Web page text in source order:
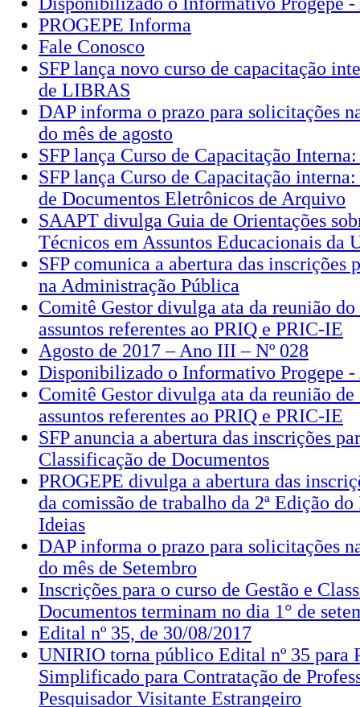
PROGEPE Informa
Fale Conosco
SFP lança novo curso de capacitação
de LIBRAS
DAP informa o prazo para solicitações
do mês de agosto
SFP lança Curso de Capacitação
SFP lança Curso de Capacitação
de Documentos Eletrônicos de Arquivo
SAAPT divulga Guia de Orientações
Técnicos em Assuntos Educacionais da
SFP comunica a abertura das inscrições
na Administração Pública
Comitê Gestor divulga ata da reunião do
assuntos referentes ao PRIQ e PRIC-IE
Agosto de 2017 – Ano III – Nº 028
Disponibilizado o Informativo Progepe -
Comitê Gestor divulga ata da reunião de
assuntos referentes ao PRIQ e PRIC-IE
SFP anuncia a abertura das inscrições
Classificação de Documentos
PROGEPE divulga a abertura das
da comissão de trabalho da 2ª Edição
Ideias
DAP informa o prazo para solicitações
do mês de Setembro
Inscrições para o curso de Gestão e
Documentos terminam no dia 1° de
Edital nº 35, de 30/08/2017
UNIRIO torna público Edital nº 35 para
Simplificado para Contratação de
Pesquisador Visitante Estrangeiro